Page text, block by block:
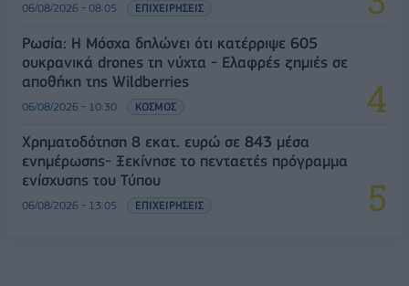
06/08/2026 - 08:05 ΕΠΙΧΕΙΡΗΣΕΙΣ
Ρωσία: Η Μόσχα δηλώνει ότι κατέρριψε 605
ουκρανικά drones τη νύχτα - Ελαφρές ζημιές σε
αποθήκη της Wildberries
06/08/2026 - 10:30 ΚΟΣΜΟΣ
Χρηματοδότηση 8 εκατ. ευρώ σε 843 μέσα
ενημέρωσης- Ξεκίνησε το πενταετές πρόγραμμα
ενίσχυσης του Τύπου
06/08/2026 - 13:05 ΕΠΙΧΕΙΡΗΣΕΙΣ